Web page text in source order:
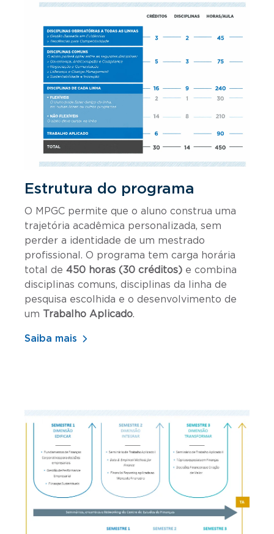
Estrutura do programa
O MPGC permite que o aluno construa uma
trajetória acadêmica personalizada, sem
perder a identidade de um mestrado
profissional. O programa tem carga horária
total de 450 horas (30 créditos) e combina
disciplinas comuns, disciplinas da linha de
pesquisa escolhida e o desenvolvimento de
um Trabalho Aplicado.
Saiba mais